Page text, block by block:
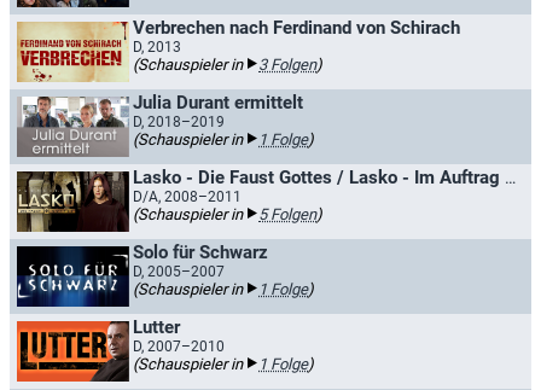
Verbrechen nach Ferdinand von Schirach
D, 2013
(Schauspieler in 3 Folgen)
Julia Durant ermittelt
D, 2018–2019
(Schauspieler in 1 Folge)
Lasko - Die Faust Gottes / Lasko - Im Auftrag des Vatikans
D/A, 2008–2011
(Schauspieler in 5 Folgen)
Solo für Schwarz
D, 2005–2007
(Schauspieler in 1 Folge)
Lutter
D, 2007–2010
(Schauspieler in 1 Folge)